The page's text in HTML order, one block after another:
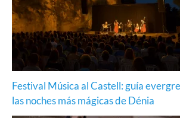
Festival Música al Castell: guía
las noches más mágicas de Dénia